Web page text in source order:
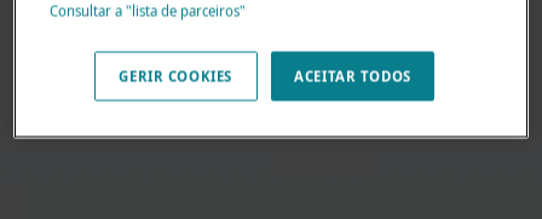
Consultar a "lista de parceiros"
GERIR COOKIES ACEITAR TODOS